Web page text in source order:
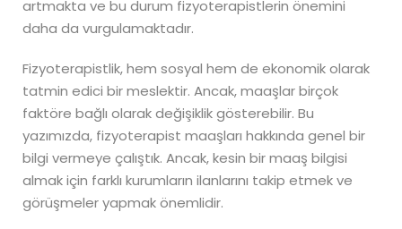
artmakta ve bu durum fizyoterapistlerin önemini
daha da vurgulamaktadır.
Fizyoterapistlik, hem sosyal hem de ekonomik olarak
tatmin edici bir meslektir. Ancak, maaşlar birçok
faktöre bağlı olarak değişiklik gösterebilir. Bu
yazımızda, fizyoterapist maaşları hakkında genel bir
bilgi vermeye çalıştık. Ancak, kesin bir maaş bilgisi
almak için farklı kurumların ilanlarını takip etmek ve
görüşmeler yapmak önemlidir.